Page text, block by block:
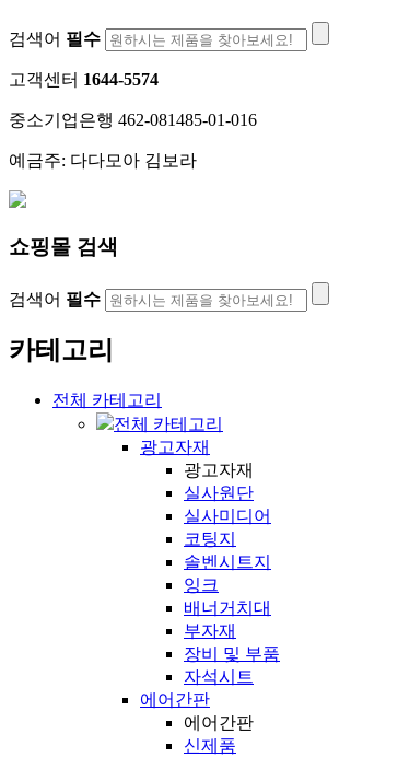
검색어 필수
고객센터 1644-5574
중소기업은행 462-081485-01-016
예금주: 다다모아 김보라
쇼핑몰 검색
검색어 필수
카테고리
전체 카테고리
전체 카테고리
광고자재
광고자재
실사원단
실사미디어
코팅지
솔벤시트지
잉크
배너거치대
부자재
장비 및 부품
자석시트
에어간판
에어간판
신제품